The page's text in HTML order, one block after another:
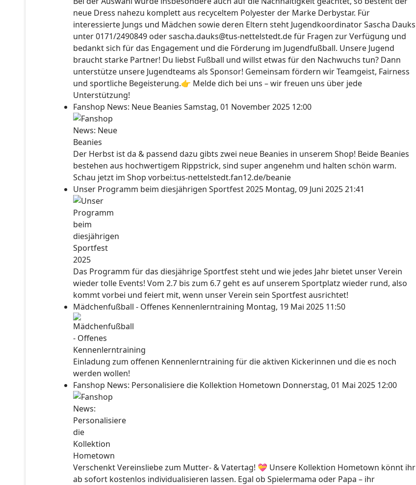
neue Dress nahezu komplett aus recyceltem Polyester der Marke Derbystar. Für
interessierte Jungs und Mädchen sowie deren Eltern steht Jugendkoordinator Sascha Dauks
unter 0171/2490849 oder sascha.dauks@tus-nettelstedt.de für Fragen zur Verfügung und
bedankt sich für das Engagement und die Förderung im Jugendfußball. Unsere Jugend
braucht starke Partner! Du liebst Fußball und willst etwas für den Nachwuchs tun? Dann
unterstütze unsere Jugendteams als Sponsor! Gemeinsam fördern wir Teamgeist, Fairness
und sportliche Begeisterung.👉 Melde dich bei uns – wir freuen uns über jede
Unterstützung!
Fanshop News: Neue Beanies Samstag, 01 November 2025 12:00
Der Herbst ist da & passend dazu gibts zwei neue Beanies in unserem Shop! Beide Beanies
bestehen aus hochwertigem Rippstrick, sind super angenehm und halten schön warm.
Schau jetzt im Shop vorbei:tus-nettelstedt.fan12.de/beanie
Unser Programm beim diesjährigen Sportfest 2025 Montag, 09 Juni 2025 21:41
Das Programm für das diesjährige Sportfest steht und wie jedes Jahr bietet unser Verein
wieder tolle Events! Vom 2.7 bis zum 6.7 geht es auf unserem Sportplatz wieder rund, also
kommt vorbei und feiert mit, wenn unser Verein sein Sportfest ausrichtet!
Mädchenfußball - Offenes Kennenlerntraining Montag, 19 Mai 2025 11:50
Einladung zum offenen Kennenlerntraining für die aktiven Kickerinnen und die es noch
werden wollen!
Fanshop News: Personalisiere die Kollektion Hometown Donnerstag, 01 Mai 2025 12:00
Verschenkt Vereinsliebe zum Mutter- & Vatertag! 💝 Unsere Kollektion Hometown könnt ihr
ab sofort kostenlos individualisieren lassen. Egal ob Spielermama oder Papa – ihr